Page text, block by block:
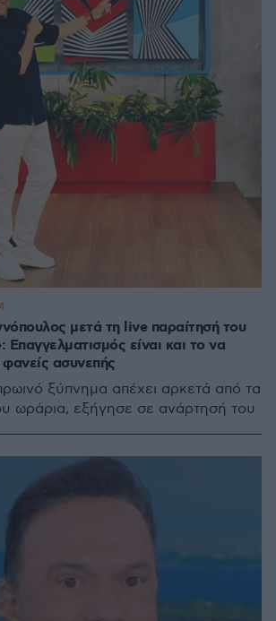
μετά τη live παραίτησή του
είναι και το να
ασυνεπής
ξύπνημα απέχει αρκετά από τα
ωράρια, εξήγησε σε ανάρτησή του